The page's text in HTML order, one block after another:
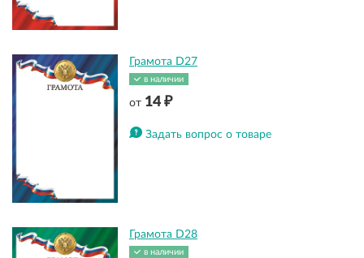
Грамота D27
в наличии
от14 ₽
Задать вопрос о товаре
Грамота D28
в наличии